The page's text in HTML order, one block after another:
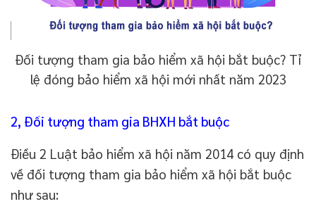
Đối tượng tham gia bảo hiểm xã hội bắt buộc? Tỉ
lệ đóng bảo hiểm xã hội mới nhất năm 2023
2, Đối tượng tham gia BHXH bắt buộc
Điều 2 Luật bảo hiểm xã hội năm 2014 có quy định
về đối tượng tham gia bảo hiểm xã hội bắt buộc
như sau: